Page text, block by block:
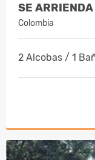
Colombia
2 Alcobas / 1